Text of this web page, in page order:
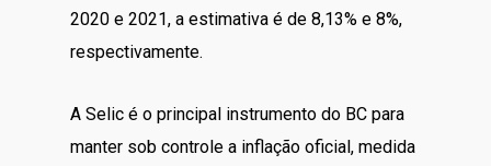
2020 e 2021, a estimativa é de 8,13% e 8%,
respectivamente.
A Selic é o principal instrumento do BC para
manter sob controle a inflação oficial, medida